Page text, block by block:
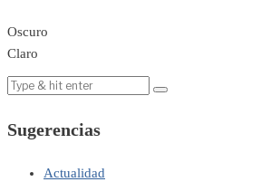
Oscuro
Claro
Sugerencias
Actualidad